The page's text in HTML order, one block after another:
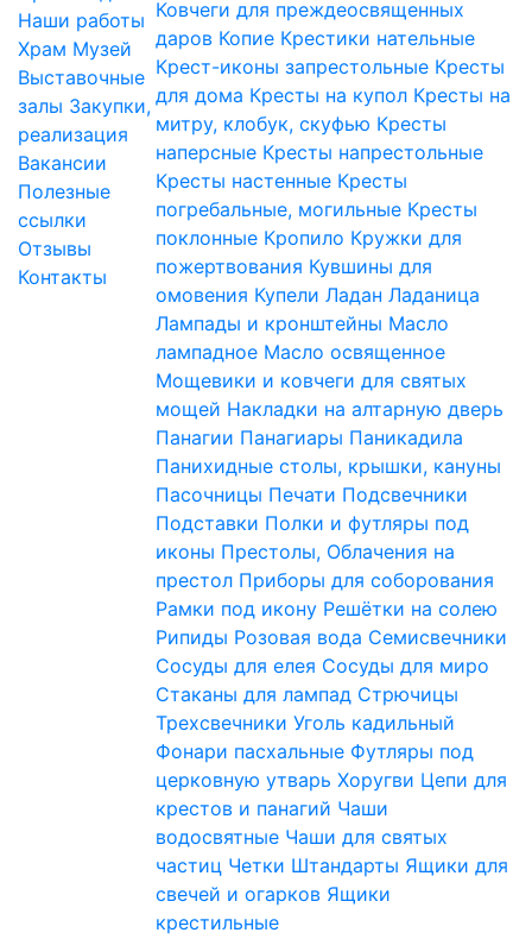
Наши работы
Храм Музей
Выставочные
залы Закупки,
реализация
Вакансии
Полезные
ссылки
Отзывы
Контакты
Ковчеги для преждеосвященных
даров Копие Крестики нательные
Крест-иконы запрестольные Кресты
для дома Кресты на купол Кресты на
митру, клобук, скуфью Кресты
наперсные Кресты напрестольные
Кресты настенные Кресты
погребальные, могильные Кресты
поклонные Кропило Кружки для
пожертвования Кувшины для
омовения Купели Ладан Ладаница
Лампады и кронштейны Масло
лампадное Масло освященное
Мощевики и ковчеги для святых
мощей Накладки на алтарную дверь
Панагии Панагиары Паникадила
Панихидные столы, крышки, кануны
Пасочницы Печати Подсвечники
Подставки Полки и футляры под
иконы Престолы, Облачения на
престол Приборы для соборования
Рамки под икону Решётки на солею
Рипиды Розовая вода Семисвечники
Сосуды для елея Сосуды для миро
Стаканы для лампад Стрючицы
Трехсвечники Уголь кадильный
Фонари пасхальные Футляры под
церковную утварь Хоругви Цепи для
крестов и панагий Чаши
водосвятные Чаши для святых
частиц Четки Штандарты Ящики для
свечей и огарков Ящики
крестильные